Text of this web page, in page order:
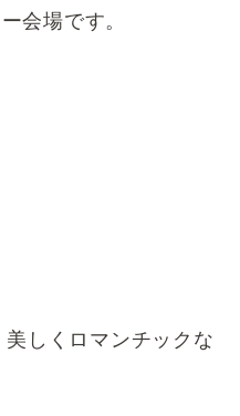
会場です。
しくロマンチックな